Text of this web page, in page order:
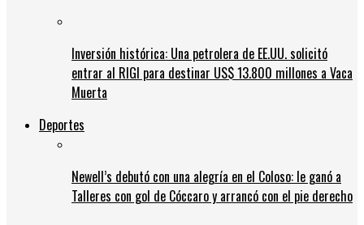
Inversión histórica: Una petrolera de EE.UU. solicitó
entrar al RIGI para destinar US$ 13.800 millones a Vaca
Muerta
Deportes
Newell’s debutó con una alegría en el Coloso: le ganó a
Talleres con gol de Cóccaro y arrancó con el pie derecho